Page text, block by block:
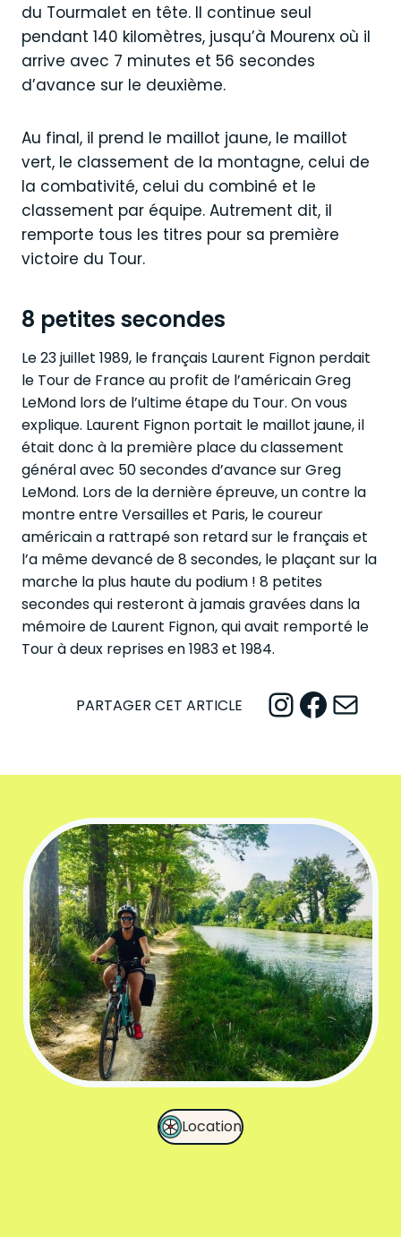
du Tourmalet en tête. Il continue seul
pendant 140 kilomètres, jusqu’à Mourenx où il
arrive avec 7 minutes et 56 secondes
d’avance sur le deuxième.
Au final, il prend le maillot jaune, le maillot
vert, le classement de la montagne, celui de
la combativité, celui du combiné et le
classement par équipe. Autrement dit, il
remporte tous les titres pour sa première
victoire du Tour.
8 petites secondes
Le 23 juillet 1989, le français Laurent Fignon perdait
le Tour de France au profit de l’américain Greg
LeMond lors de l’ultime étape du Tour. On vous
explique. Laurent Fignon portait le maillot jaune, il
était donc à la première place du classement
général avec 50 secondes d’avance sur Greg
LeMond. Lors de la dernière épreuve, un contre la
montre entre Versailles et Paris, le coureur
américain a rattrapé son retard sur le français et
l’a même devancé de 8 secondes, le plaçant sur la
marche la plus haute du podium ! 8 petites
secondes qui resteront à jamais gravées dans la
mémoire de Laurent Fignon, qui avait remporté le
Tour à deux reprises en 1983 et 1984.
PARTAGER CET ARTICLE InstagramFacebook Mail
Location